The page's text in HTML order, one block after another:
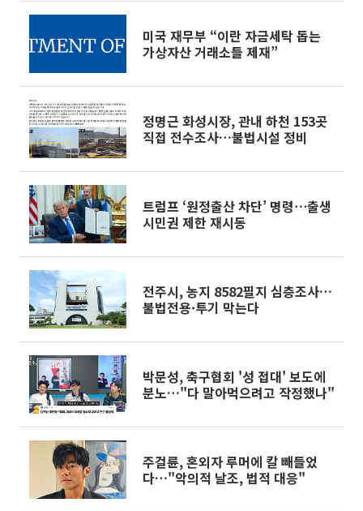
미국 재무부 “이란 자금세탁 돕는
가상자산 거래소들 제재”
정명근 화성시장, 관내 하천 153곳
직접 전수조사…불법시설 정비
트럼프 ‘원정출산 차단’ 명령⋯출생
시민권 제한 재시동
전주시, 농지 8582필지 심층조사…
불법전용·투기 막는다
박문성, 축구협회 '성 접대' 보도에
분노…"다 말아먹으려고 작정했나"
주걸륜, 혼외자 루머에 칼 빼들었
다…"악의적 날조, 법적 대응"